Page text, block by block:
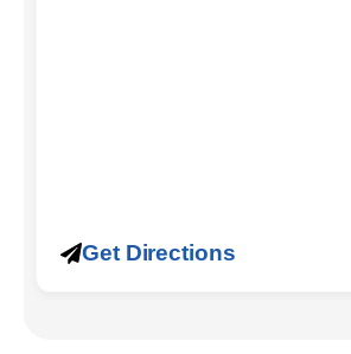
Get Directions